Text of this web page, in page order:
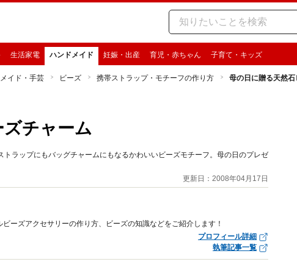
生活家電 ハンドメイド 妊娠・出産 育児・赤ちゃん 子育て・キッズ
イド・手芸 ビーズ 携帯ストラップ・モチーフの作り方 母の日に贈る天然
チャーム
ラップにもバッグチャームにもなるかわいいビーズモチーフ。母の日のプレゼ
更新日：2008年04月17日
ーズアクセサリーの作り方、ビーズの知識などをご紹介します！
プロフィール詳細
執筆記事一覧